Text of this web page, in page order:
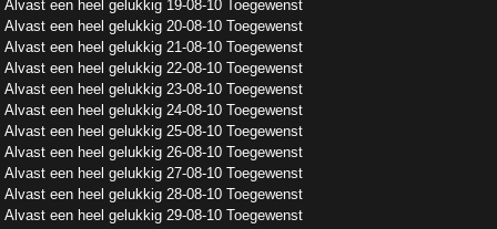
Alvast een heel gelukkig 19-08-10 Toegewenst
Alvast een heel gelukkig 20-08-10 Toegewenst
Alvast een heel gelukkig 21-08-10 Toegewenst
Alvast een heel gelukkig 22-08-10 Toegewenst
Alvast een heel gelukkig 23-08-10 Toegewenst
Alvast een heel gelukkig 24-08-10 Toegewenst
Alvast een heel gelukkig 25-08-10 Toegewenst
Alvast een heel gelukkig 26-08-10 Toegewenst
Alvast een heel gelukkig 27-08-10 Toegewenst
Alvast een heel gelukkig 28-08-10 Toegewenst
Alvast een heel gelukkig 29-08-10 Toegewenst